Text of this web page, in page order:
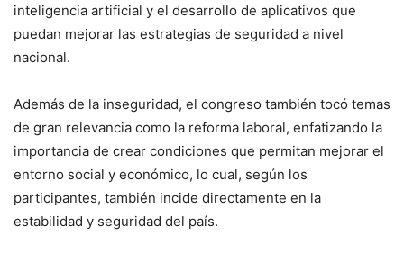
inteligencia artificial y el desarrollo de aplicativos que
puedan mejorar las estrategias de seguridad a nivel
nacional.
Además de la inseguridad, el congreso también tocó temas
de gran relevancia como la reforma laboral, enfatizando la
importancia de crear condiciones que permitan mejorar el
entorno social y económico, lo cual, según los
participantes, también incide directamente en la
estabilidad y seguridad del país.